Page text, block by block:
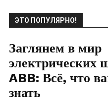
ЭТО ПОПУЛЯРНО!
Заглянем в мир
электрических
ABB: Всё, что
знать
05.08.2024